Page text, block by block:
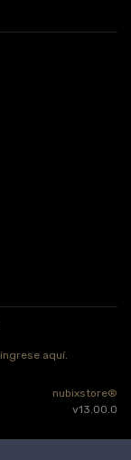
ingrese aquí.
nubixstore®
v13.00.0